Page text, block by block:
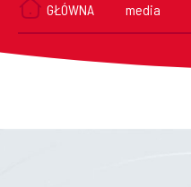
GŁÓWNA
media